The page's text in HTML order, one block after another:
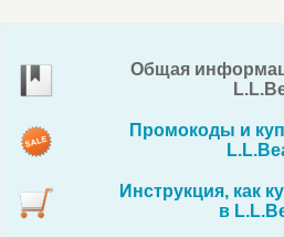
Общая
Промокоды и
Инструкция, как
в